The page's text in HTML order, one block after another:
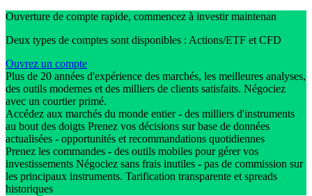
Ouverture de compte rapide, commencez à investir maintenan
Deux types de comptes sont disponibles : Actions/ETF et CFD
Ouvrez un compte
Plus de 20 années d'expérience des marchés, les meilleures analyses,
des outils modernes et des milliers de clients satisfaits. Négociez
avec un courtier primé.
Accédez aux marchés du monde entier - des milliers d'instruments
au bout des doigts Prenez vos décisions sur base de données
actualisées - opportunités et recommandations quotidiennes
Prenez les commandes - des outils mobiles pour gérer vos
investissements Négociez sans frais inutiles - pas de commission sur
les principaux instruments. Tarification transparente et spreads
historiques